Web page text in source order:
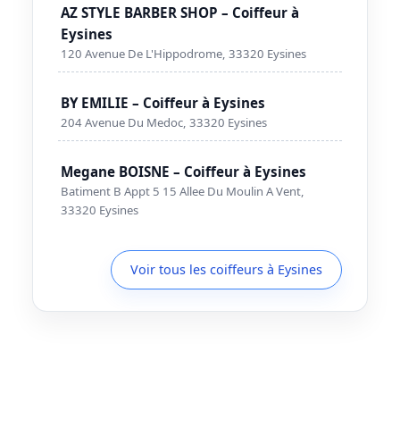
AZ STYLE BARBER SHOP – Coiffeur à
Eysines
120 Avenue De L'Hippodrome, 33320 Eysines
BY EMILIE – Coiffeur à Eysines
204 Avenue Du Medoc, 33320 Eysines
Megane BOISNE – Coiffeur à Eysines
Batiment B Appt 5 15 Allee Du Moulin A Vent,
33320 Eysines
Voir tous les coiffeurs à Eysines